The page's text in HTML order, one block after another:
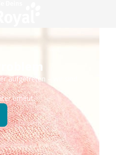
aufgetreten – wir sind
erneut.